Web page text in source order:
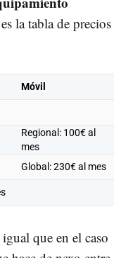
la tabla de precios
Móvil
Regional: 100€ al
mes
Global: 230€ al mes
que en el caso